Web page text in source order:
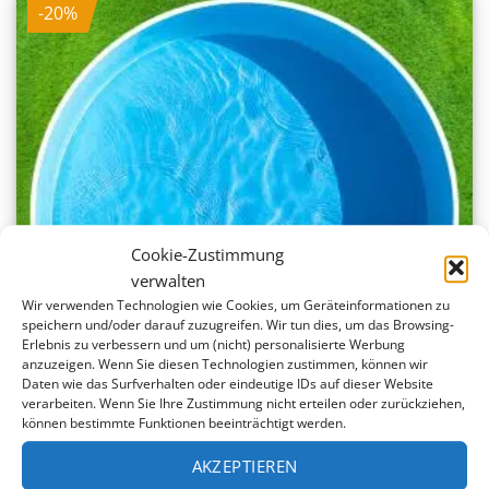
Cookie-Zustimmung
verwalten
Wir verwenden Technologien wie Cookies, um Geräteinformationen zu
speichern und/oder darauf zuzugreifen. Wir tun dies, um das Browsing-
Erlebnis zu verbessern und um (nicht) personalisierte Werbung
anzuzeigen. Wenn Sie diesen Technologien zustimmen, können wir
Daten wie das Surfverhalten oder eindeutige IDs auf dieser Website
verarbeiten. Wenn Sie Ihre Zustimmung nicht erteilen oder zurückziehen,
können bestimmte Funktionen beeinträchtigt werden.
AKZEPTIEREN
-20%
Einzelbecken Stahl­wand-Rundpool 400 x 120 cm |